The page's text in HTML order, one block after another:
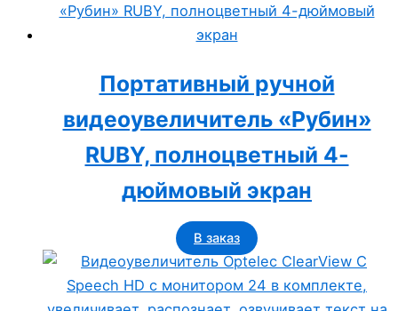
Портативный ручной
видеоувеличитель «Рубин»
RUBY, полноцветный 4-
дюймовый экран
В заказ